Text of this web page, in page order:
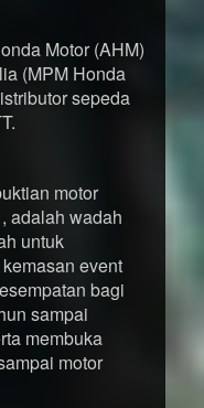
Motor (AHM)
(MPM Honda
sepeda
motor
adalah wadah
untuk
event
bagi
sampai
membuka
motor